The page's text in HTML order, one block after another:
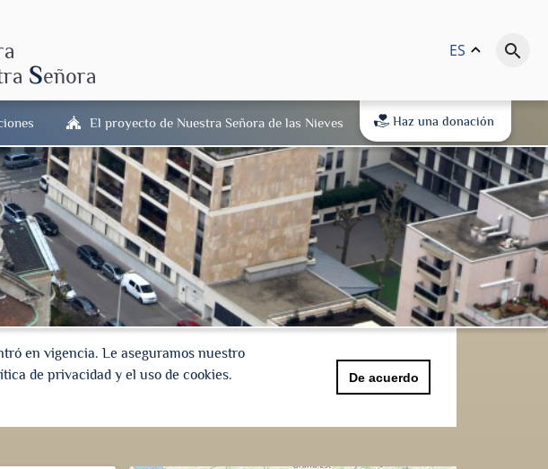
Señora
ES keyboard_arrow_up search
El proyecto de Nuestra Señora de las Nieves Haz una donación
en vigencia. Le aseguramos nuestro
de privacidad y el uso de cookies.
De acuerdo